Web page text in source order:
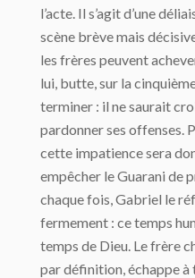
l’acte. Il s’agit d’une
scène brève mais
les frères peuvent
lui, butte, sur la
terminer : il ne saurait
pardonner ses offenses.
cette impatience sera
empêcher le Guarani de
chaque fois, Gabriel le
fermement : ce temps
temps de Dieu. Le frère
par définition, échappe à